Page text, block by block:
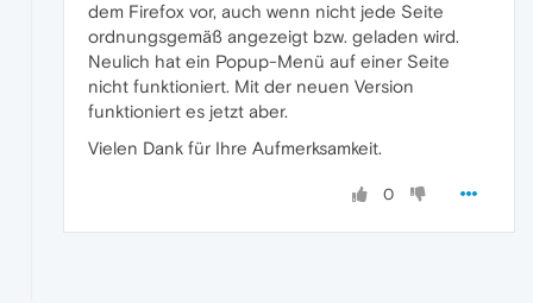
dem Firefox vor, auch wenn nicht jede Seite
ordnungsgemäß angezeigt bzw. geladen wird.
Neulich hat ein Popup-Menü auf einer Seite
nicht funktioniert. Mit der neuen Version
funktioniert es jetzt aber.
Vielen Dank für Ihre Aufmerksamkeit.
0